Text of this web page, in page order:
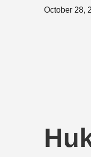
Posted
October 28,